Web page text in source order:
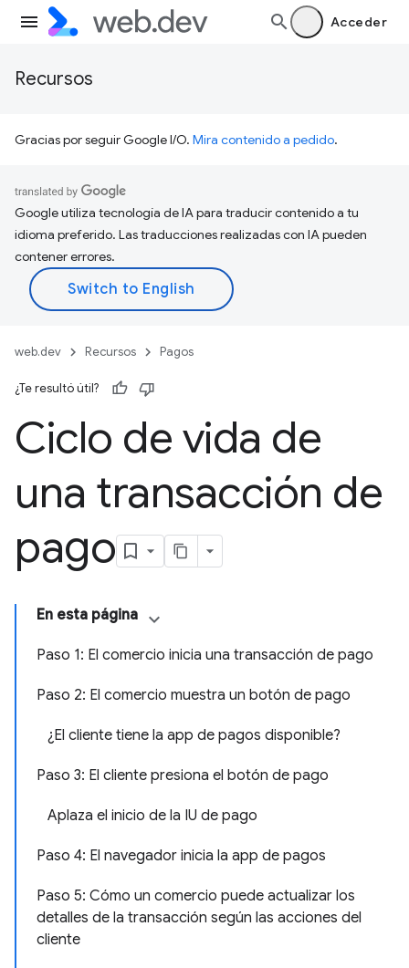
Acceder
Recursos
Gracias por seguir Google I/O. Mira contenido a pedido.
Google utiliza tecnología de IA para traducir contenido a tu
idioma preferido. Las traducciones realizadas con IA pueden
contener errores.
web.dev Recursos Pagos
¿Te resultó útil?
Ciclo de vida de
una transacción de
pago
En esta página
Paso 1: El comercio inicia una transacción de pago
Paso 2: El comercio muestra un botón de pago
¿El cliente tiene la app de pagos disponible?
Paso 3: El cliente presiona el botón de pago
Aplaza el inicio de la IU de pago
Paso 4: El navegador inicia la app de pagos
Paso 5: Cómo un comercio puede actualizar los
detalles de la transacción según las acciones del
cliente